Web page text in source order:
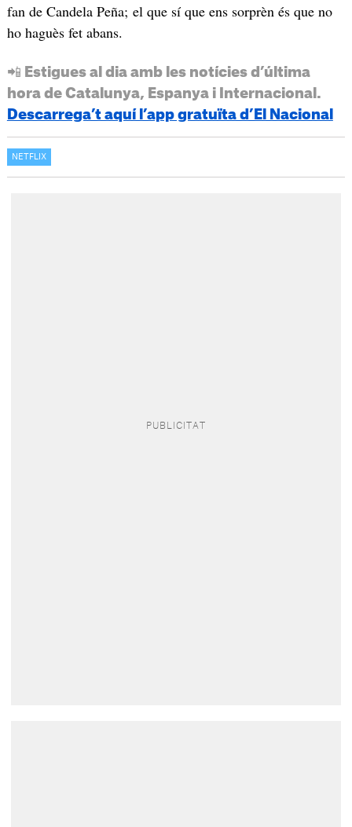
fan de Candela Peña; el que sí que ens sorprèn és que no
ho haguès fet abans.
📲 Estigues al dia amb les notícies d’última
hora de Catalunya, Espanya i Internacional.
Descarrega’t aquí l’app gratuïta d’El Nacional
NETFLIX